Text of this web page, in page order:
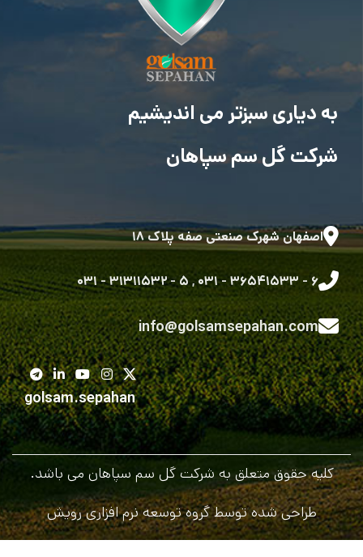
به دیاری سبزتر می اندیشیم
شرکت گل سم سپاهان
اصفهان شهرک صنعتی صفه پلاک ۱۸
۶ - ۳۶۵۴۱۵۳۳ - ۰۳۱ ,۵ - ۳۱۳۱۱۵۳۲ - ۰۳۱
info@golsamsepahan.com
golsam.sepahan
کلیه حقوق متعلق به شرکت گل سم سپاهان می باشد.
طراحی شده توسط گروه توسعه نرم افزاری رویش